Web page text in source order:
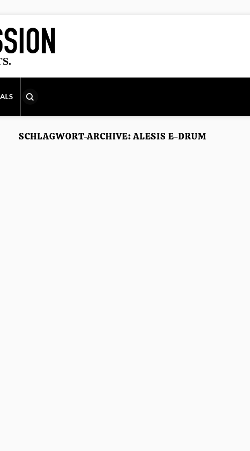
SCHLAGWORT-ARCHIVE:ALESIS E-DRUM